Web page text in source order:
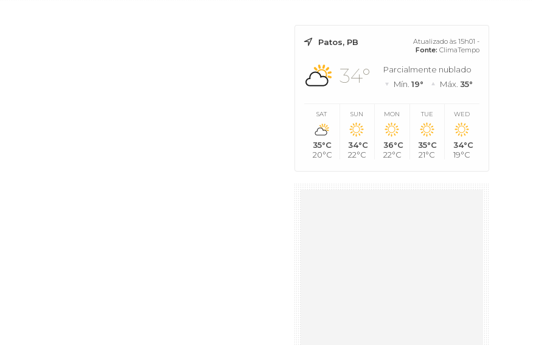
Patos, PB
Atualizado às 15h01 -
Fonte: ClimaTempo
34°
Parcialmente nublado
Mín. 19° Máx. 35°
SAT
35°C
20°C
SUN
34°C
22°C
MON
36°C
22°C
TUE
35°C
21°C
WED
34°C
19°C